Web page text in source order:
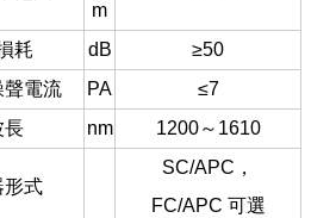
m
耗 dB
≥50
聲電流 PA
≤7
長 nm 1200～1610
形式
SC/APC，
FC/APC 可選